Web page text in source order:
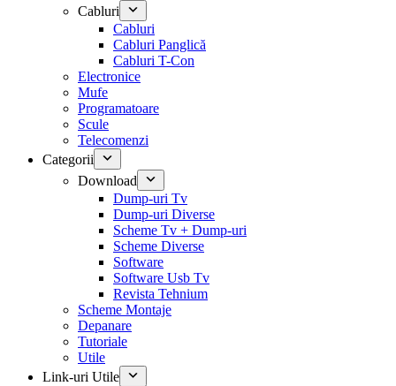
Cabluri
Cabluri
Cabluri Panglică
Cabluri T-Con
Electronice
Mufe
Programatoare
Scule
Telecomenzi
Categorii
Download
Dump-uri Tv
Dump-uri Diverse
Scheme Tv + Dump-uri
Scheme Diverse
Software
Software Usb Tv
Revista Tehnium
Scheme Montaje
Depanare
Tutoriale
Utile
Link-uri Utile